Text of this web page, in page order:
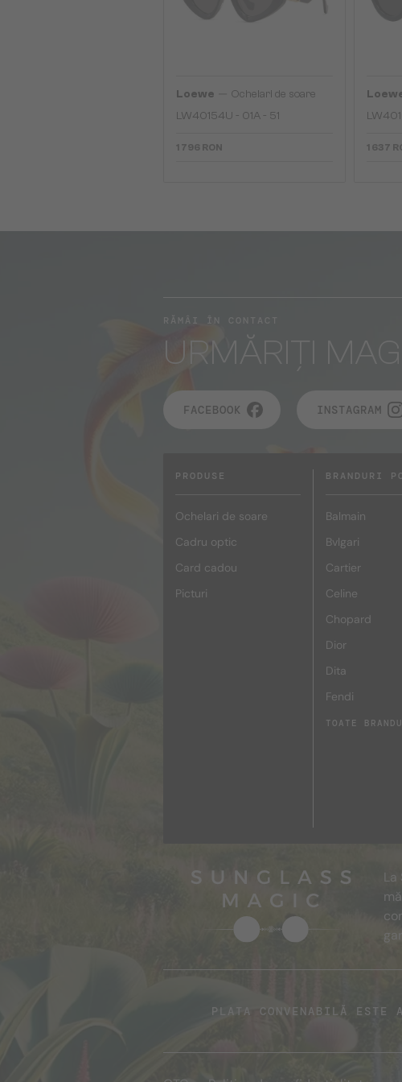
Loewe
Ochelari de soare
LW40154U - 01A - 51
1 796 RON 1 637
RĂMÂI ÎN CONTACT
URMĂRIȚI
FACEBOOK INSTAGRAM
PRODUSE
Ochelari de soare
Cadru optic
Card cadou
Picturi
BRANDURI
Balmain
Bvlgari
Cartier
Celine
Chopard
Dior
Dita
Fendi
TOATE
PLATA CONVENABILĂ ESTE